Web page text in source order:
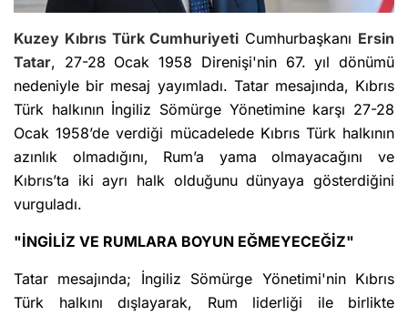
Kuzey Kıbrıs Türk Cumhuriyeti Cumhurbaşkanı Ersin
Tatar, 27-28 Ocak 1958 Direnişi'nin 67. yıl dönümü
nedeniyle bir mesaj yayımladı. Tatar mesajında, Kıbrıs
Türk halkının İngiliz Sömürge Yönetimine karşı 27-28
Ocak 1958’de verdiği mücadelede Kıbrıs Türk halkının
azınlık olmadığını, Rum’a yama olmayacağını ve
Kıbrıs’ta iki ayrı halk olduğunu dünyaya gösterdiğini
vurguladı.
"İNGİLİZ VE RUMLARA BOYUN EĞMEYECEĞİZ"
Tatar mesajında; İngiliz Sömürge Yönetimi'nin Kıbrıs
Türk halkını dışlayarak, Rum liderliği ile birlikte